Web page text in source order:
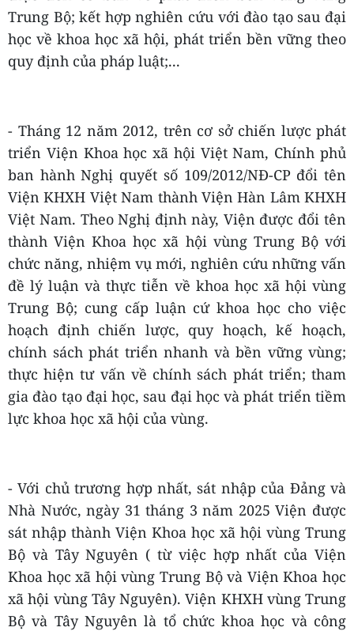
Trung Bộ; kết hợp nghiên cứu với đào tạo sau đại
học về khoa học xã hội, phát triển bền vững theo
quy định của pháp luật;...
- Tháng 12 năm 2012, trên cơ sở chiến lược phát
triển Viện Khoa học xã hội Việt Nam, Chính phủ
ban hành Nghị quyết số 109/2012/NĐ-CP đổi tên
Viện KHXH Việt Nam thành Viện Hàn Lâm KHXH
Việt Nam. Theo Nghị định này, Viện được đổi tên
thành Viện Khoa học xã hội vùng Trung Bộ với
chức năng, nhiệm vụ mới, nghiên cứu những vấn
đề lý luận và thực tiễn về khoa học xã hội vùng
Trung Bộ; cung cấp luận cứ khoa học cho việc
hoạch định chiến lược, quy hoạch, kế hoạch,
chính sách phát triển nhanh và bền vững vùng;
thực hiện tư vấn về chính sách phát triển; tham
gia đào tạo đại học, sau đại học và phát triển tiềm
lực khoa học xã hội của vùng.
- Với chủ trương hợp nhất, sát nhập của Đảng và
Nhà Nước, ngày 31 tháng 3 năm 2025 Viện được
sát nhập thành Viện Khoa học xã hội vùng Trung
Bộ và Tây Nguyên ( từ việc hợp nhất của Viện
Khoa học xã hội vùng Trung Bộ và Viện Khoa học
xã hội vùng Tây Nguyên). Viện KHXH vùng Trung
Bộ và Tây Nguyên là tổ chức khoa học và công